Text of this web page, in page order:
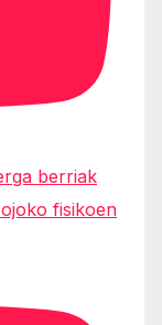
berriak
fisikoen